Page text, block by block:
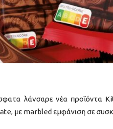
λάνσαρε νέα προϊόντα
με marbled εμφάνιση σε